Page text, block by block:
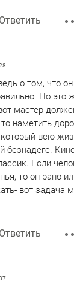
и чтобы их
скрыть
власти
будет
команда
слов. Но и
и хулиганов.
уровне, они
и
спасти это
просто
«дурачком»,
как все
неудачника,
смог главный
Ответить
о том, что
Но это
мастер
наметить
который всю
безнадеге.
Если
то он рано
вот задача
Ответить